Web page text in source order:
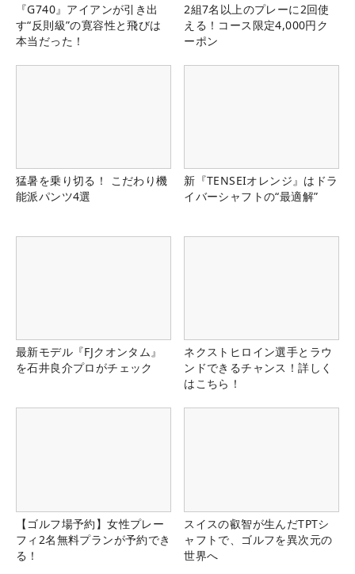
『G740』アイアンが引き出
す“反則級”の寛容性と飛びは
本当だった！
2組7名以上のプレーに2回使
える！コース限定4,000円ク
ーポン
猛暑を乗り切る！ こだわり機
能派パンツ4選
新『TENSEIオレンジ』はドラ
イバーシャフトの“最適解”
最新モデル『FJクオンタム』
を石井良介プロがチェック
ネクストヒロイン選手とラウ
ンドできるチャンス！詳しく
はこちら！
【ゴルフ場予約】女性プレー
フィ2名無料プランが予約でき
る！
スイスの叡智が生んだTPTシ
ャフトで、ゴルフを異次元の
世界へ